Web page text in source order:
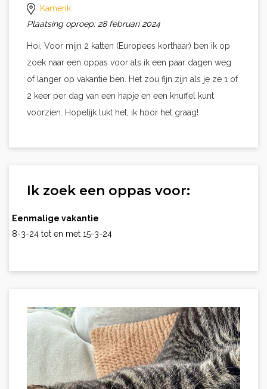
Kamerik
Plaatsing oproep: 28 februari 2024
Hoi, Voor mijn 2 katten (Europees korthaar) ben ik op
zoek naar een oppas voor als ik een paar dagen weg
of langer op vakantie ben. Het zou fijn zijn als je ze 1 of
2 keer per dag van een hapje en een knuffel kunt
voorzien. Hopelijk lukt het, ik hoor het graag!
Ik zoek een oppas voor:
Eenmalige vakantie
8-3-24 tot en met 15-3-24